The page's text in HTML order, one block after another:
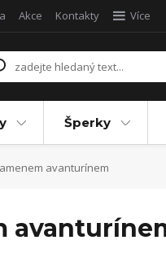
Akce Kontakty Více
Šperky
avanturínem